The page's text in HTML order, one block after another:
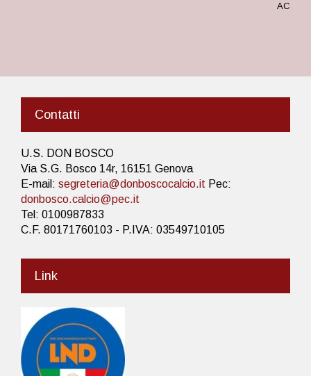
AC
Contatti
U.S. DON BOSCO
Via S.G. Bosco 14r, 16151 Genova
E-mail: segreteria@donboscocalcio.it Pec:
donbosco.calcio@pec.it
Tel: 0100987833
C.F. 80171760103 - P.IVA: 03549710105
Link